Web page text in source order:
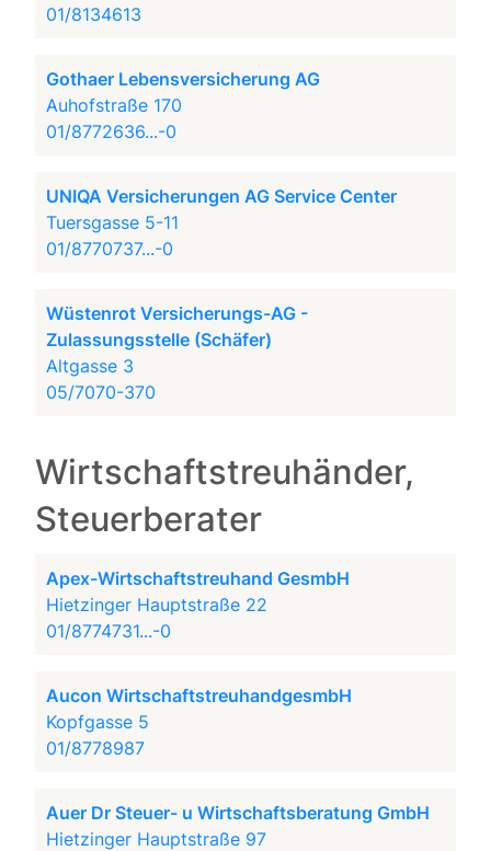
01/8134613
Gothaer Lebensversicherung AG
Auhofstraße 170
01/8772636...-0
UNIQA Versicherungen AG Service Center
Tuersgasse 5-11
01/8770737...-0
Wüstenrot Versicherungs-AG -
Zulassungsstelle (Schäfer)
Altgasse 3
05/7070-370
Wirtschaftstreuhänder,
Steuerberater
Apex-Wirtschaftstreuhand GesmbH
Hietzinger Hauptstraße 22
01/8774731...-0
Aucon WirtschaftstreuhandgesmbH
Kopfgasse 5
01/8778987
Auer Dr Steuer- u Wirtschaftsberatung GmbH
Hietzinger Hauptstraße 97